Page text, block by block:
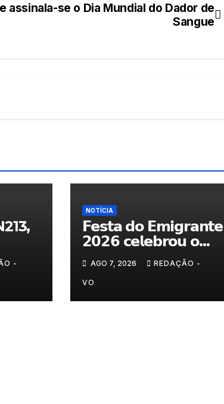
assinala-se o Dia Mundial do Dador de
Sangue
-
NOTÍCIA
𝗙𝗲𝘀𝘁𝗮 𝗱𝗼 𝗘𝗺𝗶𝗴𝗿𝗮𝗻𝘁𝗲
𝟮𝟬𝟮𝟲 𝗰𝗲𝗹𝗲𝗯𝗿𝗼𝘂 𝗼
𝗿𝗲𝗲𝗻𝗰𝗼𝗻𝘁𝗿𝗼 𝗲 𝗼𝘀
𝗹𝗮𝗰̧𝗼𝘀 𝗾𝘂𝗲 𝘂𝗻𝗲𝗺
𝗠𝘂𝗿𝗰̧𝗮
AGO 7, 2026 REDAÇÃO -
VO